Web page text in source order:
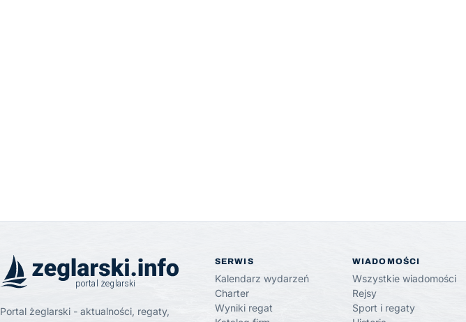
Portal żeglarski - aktualności, regaty,
SERWIS
Kalendarz wydarzeń
Charter
Wyniki regat
WIADOMOŚCI
Wszystkie wiadomości
Rejsy
Sport i regaty